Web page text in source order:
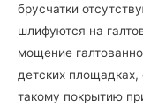
брусчатки
шлифуются на
мощение
детских площадках,
такому покрытию